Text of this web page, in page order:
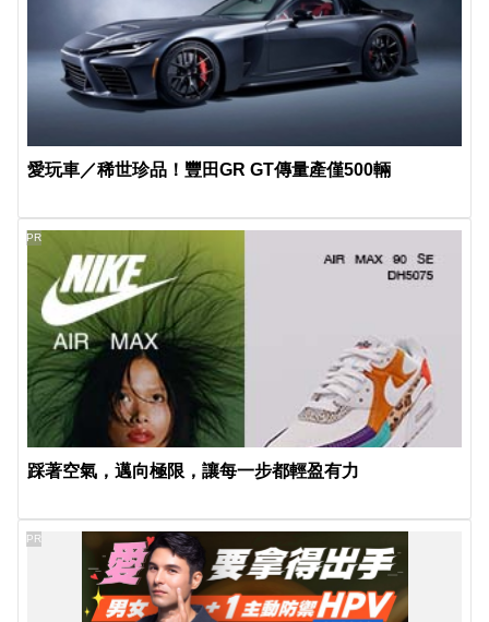
愛玩車／稀世珍品！豐田GR GT傳量產僅500輛
踩著空氣，邁向極限，讓每一步都輕盈有力
PR
PR